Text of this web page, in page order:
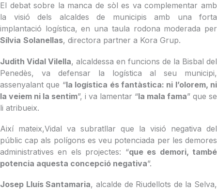
El debat sobre la manca de sòl es va complementar amb
la visió dels alcaldes de municipis amb una forta
implantació logística, en una taula rodona moderada per
Sílvia Solanellas, directora partner a Kora Grup.
Judith Vidal Vilella, alcaldessa en funcions de la Bisbal del
Penedès, va defensar la logística al seu municipi,
assenyalant que “la logística és fantàstica: ni l’olorem, ni
la veiem ni la sentim”, i va lamentar “la mala fama” que se
li atribueix.
Així mateix,Vidal va subratllar que la visió negativa del
públic cap als polígons es veu potenciada per les demores
administratives en els projectes: “que es demori, també
potencia aquesta concepció negativa”.
Josep Lluís Santamaria, alcalde de Riudellots de la Selva,